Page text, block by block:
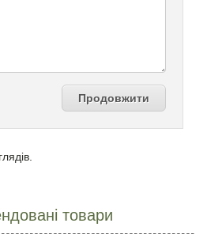
Продовжити
товари